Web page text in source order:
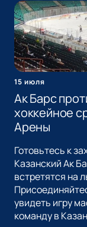
15 июля
Ак Барс
хоккейное
Арены
Готовьтесь к
Казанский Ак
встретятся на
увидеть игру
команду в